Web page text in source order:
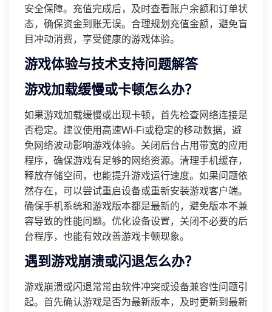
安全保障。充值完成后，及时查看账户余额和订单状
态，确保资金到账无误。合理规划充值金额，避免盲
目冲动消费，享受健康的游戏体验。
游戏体验与技术支持问题解答
游戏加载缓慢或卡顿怎么办？
如果游戏加载缓慢或出现卡顿，首先检查网络连接是
否稳定。建议使用高速Wi-Fi或稳定的移动数据，避
免网络波动影响游戏体验。关闭后台占用带宽的应用
程序，确保游戏有足够的网络资源。清理手机缓存，
释放存储空间，也能提升游戏运行速度。如果问题依
然存在，可以尝试重启设备或重新安装游戏客户端。
确保手机系统和游戏版本都是最新的，避免版本不兼
容导致的性能问题。优化设备设置，关闭不必要的后
台程序，也能有效改善游戏卡顿现象。
遇到游戏崩溃或闪退怎么办？
游戏崩溃或闪退常常由软件冲突或设备兼容性问题引
起。首先确认游戏是否为最新版本，及时更新到最新